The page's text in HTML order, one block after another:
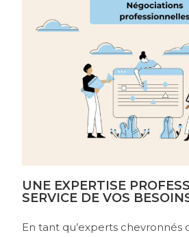
UNE EXPERTISE
SERVICE DE VOS
En tant qu’experts chevronnés